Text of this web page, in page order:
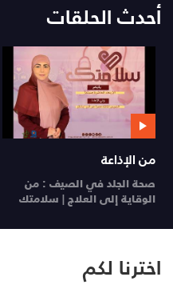
أحدث الحلقات
من الإذاعة
صحة الجلد في الصيف : من
الوقاية إلى العلاج | سلامتك
اخترنا لكم